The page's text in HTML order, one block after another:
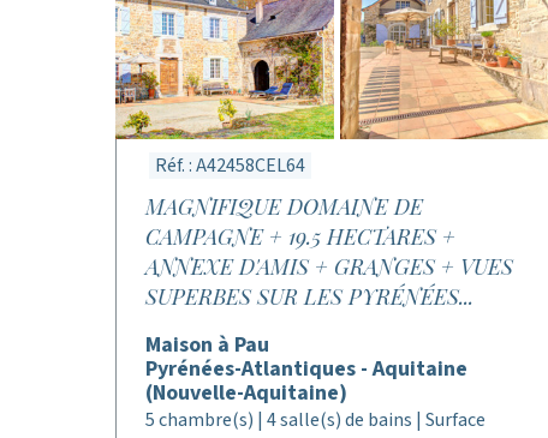
Réf. : A42458CEL64
MAGNIFIQUE DOMAINE DE
CAMPAGNE + 19.5 HECTARES +
ANNEXE D'AMIS + GRANGES + VUES
SUPERBES SUR LES PYRÉNÉES...
Maison à Pau
Pyrénées-Atlantiques - Aquitaine
(Nouvelle-Aquitaine)
5 chambre(s) | 4 salle(s) de bains | Surface